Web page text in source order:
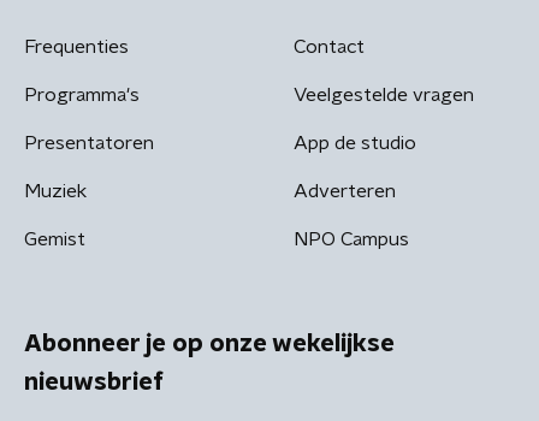
Frequenties
Programma's
Presentatoren
Muziek
Gemist
Contact
Veelgestelde vragen
App de studio
Adverteren
NPO Campus
Abonneer je op onze wekelijkse
nieuwsbrief